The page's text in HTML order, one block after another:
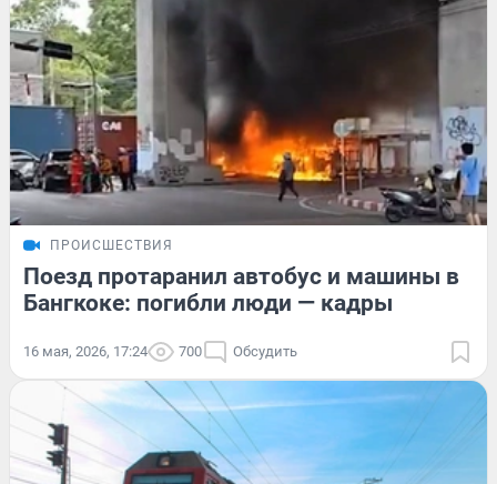
ПРОИСШЕСТВИЯ
Поезд протаранил автобус и машины в
Бангкоке: погибли люди — кадры
16 мая, 2026, 17:24 700 Обсудить